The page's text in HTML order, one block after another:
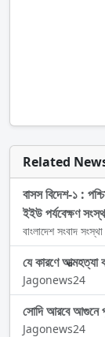
Related
বাসস বিদেশ-১ :
ইইউ পর্যবেক্ষণ
বাংলাদেশ সংবাদ
যে কারণে আত্মহত্যা
Jagonews24
সোদি আরবে আগুনে
Jagonews24